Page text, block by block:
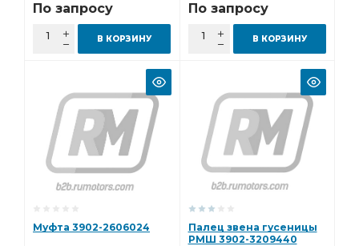
По запросу
В КОРЗИНУ
По запросу
В КОРЗИНУ
Муфта 3902-2606024
Палец звена гусеницы
РМШ 3902-3209440